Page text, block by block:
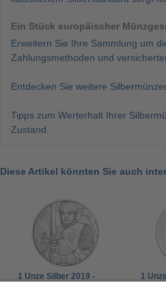
Ein Stück europäischer
Erweitern Sie Ihre Sammlung um
Zahlungsmethoden und
Entdecken Sie weitere
Tipps zum Werterhalt Ihrer
Zustand.
Diese Artikel könnten Sie auch
1 Unze Silber 2019 -
1